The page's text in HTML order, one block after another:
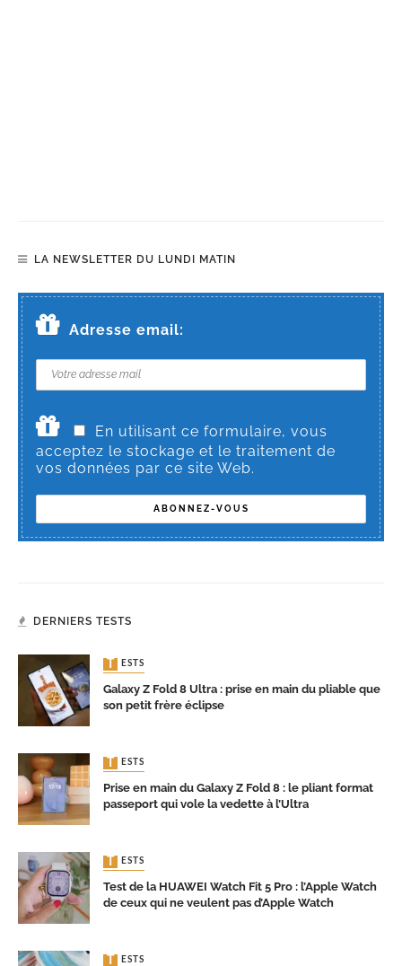
LA NEWSLETTER DU LUNDI MATIN
Adresse email:
En utilisant ce formulaire, vous
acceptez le stockage et le traitement de
vos données par ce site Web.
DERNIERS TESTS
TESTS
Galaxy Z Fold 8 Ultra : prise en main du pliable que
son petit frère éclipse
TESTS
Prise en main du Galaxy Z Fold 8 : le pliant format
passeport qui vole la vedette à l’Ultra
TESTS
Test de la HUAWEI Watch Fit 5 Pro : l’Apple Watch
de ceux qui ne veulent pas d’Apple Watch
TESTS